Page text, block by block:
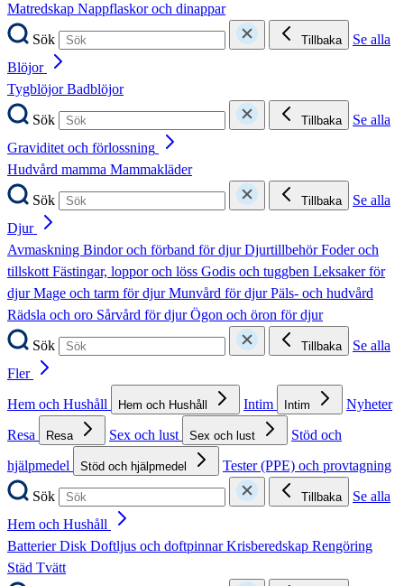
Matredskap Nappflaskor och dinappar
Sök
Tillbaka
Se alla
Blöjor
TygblöjorBadblöjor
Sök
Tillbaka
Se alla
Graviditet och förlossning
Hudvård mamma Mammakläder
Sök
Tillbaka
Se alla
Djur
Avmaskning Bindor och förband för djurDjurtillbehörFoder och
tillskottFästingar, loppor och löss Godis och tuggben Leksaker för
djurMage och tarm för djurMunvård för djurPäls- och hudvård
Rädsla och oro Sårvård för djurÖgon och öron för djur
Sök
Tillbaka
Se alla
Fler
Hem och Hushåll
Hem och Hushåll Intim Intim
Nyheter
Resa
Resa Sex och lust Sex och lust
Stöd och
hjälpmedel
Stöd och hjälpmedel
Tester (PPE) och provtagning
Sök
Tillbaka
Se alla
Hem och Hushåll
BatterierDisk Doftljus och doftpinnarKrisberedskap Rengöring
Städ Tvätt